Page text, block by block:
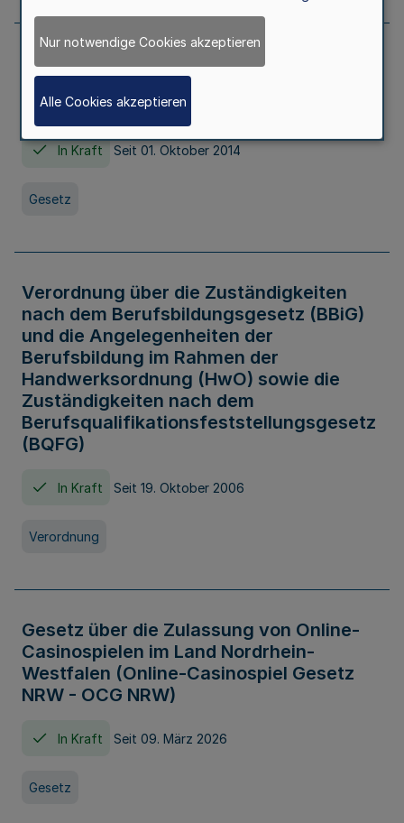
Gesetz über die Hochschulen des Landes
Nordrhein-Westfalen (Hochschulgesetz -
HG)
In Kraft Seit 01. Oktober 2014
Gesetz
Verordnung über die Zuständigkeiten
nach dem Berufsbildungsgesetz (BBiG)
und die Angelegenheiten der
Berufsbildung im Rahmen der
Handwerksordnung (HwO) sowie die
Zuständigkeiten nach dem
Berufsqualifikationsfeststellungsgesetz
(BQFG)
In Kraft Seit 19. Oktober 2006
Verordnung
Gesetz über die Zulassung von Online-
Casinospielen im Land Nordrhein-
Westfalen (Online-Casinospiel Gesetz
NRW - OCG NRW)
In Kraft Seit 09. März 2026
Gesetz
Nur notwendige Cookies akzeptieren
Alle Cookies akzeptieren